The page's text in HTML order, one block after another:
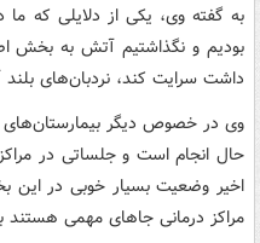
به گفته وی، یکی از دلایلی که
بودیم و نگذاشتیم آتش به بخش
داشت سرایت کند، نردبان‌های
وی در خصوص دیگر بیمارستان‌های
اخیر وضعیت بسیار خوبی در این
مراکز درمانی جاهای مهمی هستند باید